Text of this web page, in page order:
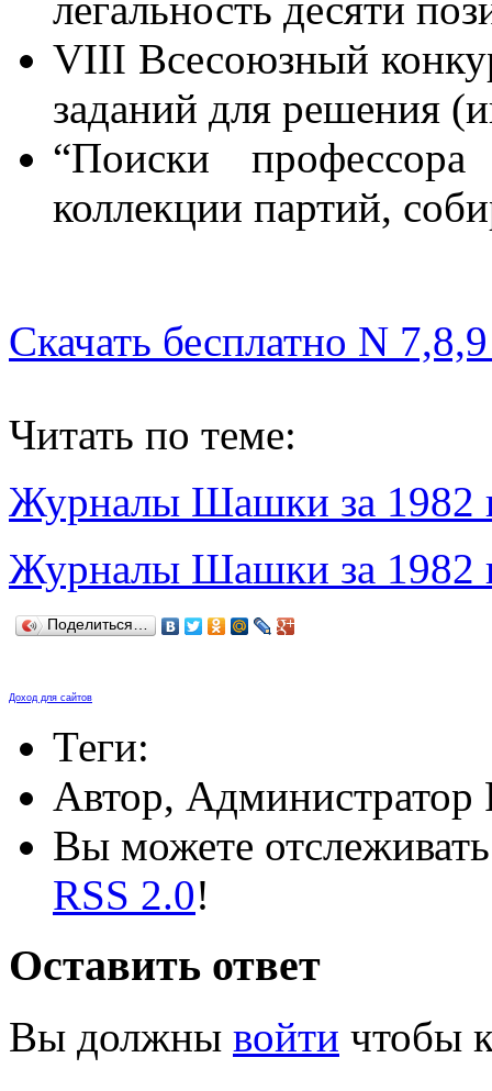
VIII Всесоюзный
заданий для решения
“Поиски
коллекции партий,
Скачать бесплатно N
Читать по теме:
Журналы Шашки за 1982
Журналы Шашки за 1982
Поделиться…
Доход для сайтов
Теги:
Автор, Администратор
Вы можете отслеживать
RSS 2.0!
Оставить ответ
Вы должны войти чтобы